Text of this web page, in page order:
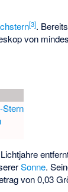
[3].
von
Stern
Sonne.
von 0,03